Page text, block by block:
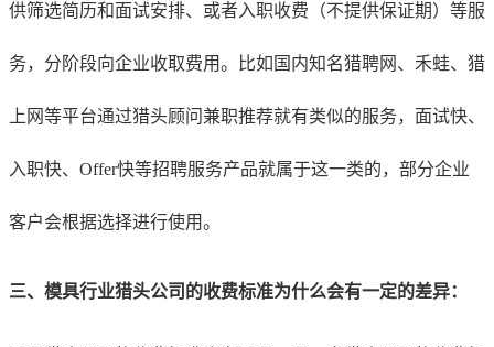
供筛选简历和面试安排、或者入职收费（不提供保证期）等服
务，分阶段向企业收取费用。比如国内知名猎聘网、禾蛙、猎
上网等平台通过猎头顾问兼职推荐就有类似的服务，面试快、
入职快、Offer快等招聘服务产品就属于这一类的，部分企业
客户会根据选择进行使用。
三、 模具行业猎头公司的收费标准为什么会有一定的差异：